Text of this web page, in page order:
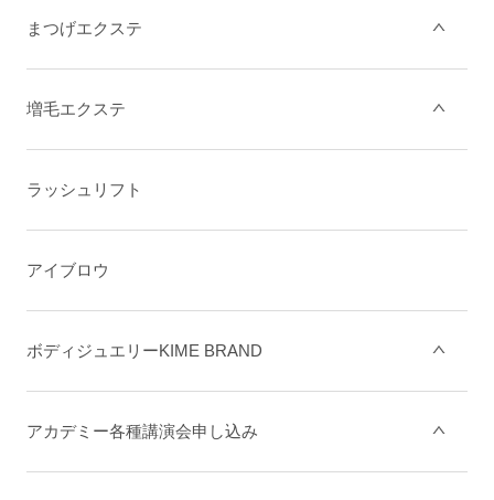
まつげエクステ
増毛エクステ
ラッシュリフト
アイブロウ
ボディジュエリーKIME BRAND
アカデミー各種講演会申し込み